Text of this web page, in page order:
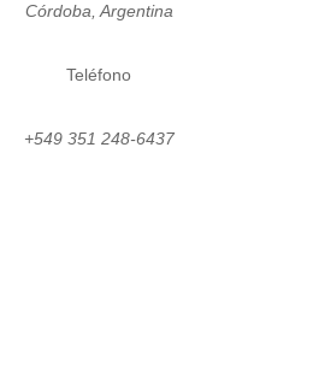
Córdoba, Argentina
Teléfono
+549 351 248-6437